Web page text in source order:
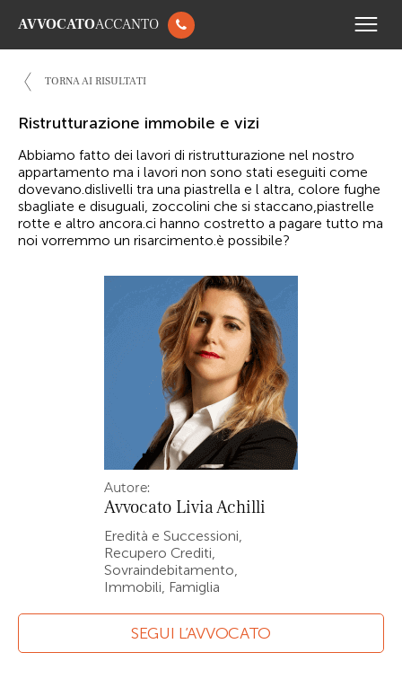
AVVOCATOACCANTO
TORNA AI RISULTATI
Ristrutturazione immobile e vizi
Abbiamo fatto dei lavori di ristrutturazione nel nostro
appartamento ma i lavori non sono stati eseguiti come
dovevano.dislivelli tra una piastrella e l altra, colore fughe
sbagliate e disuguali, zoccolini che si staccano,piastrelle
rotte e altro ancora.ci hanno costretto a pagare tutto ma
noi vorremmo un risarcimento.è possibile?
Autore:
Avvocato Livia Achilli
Eredità e Successioni,
Recupero Crediti,
Sovraindebitamento,
Immobili, Famiglia
SEGUI L’AVVOCATO